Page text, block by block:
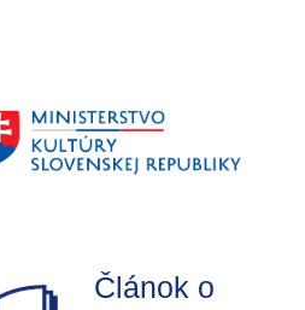
Článok o